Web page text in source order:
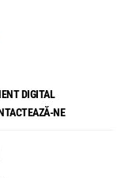
DIGITAL
NE